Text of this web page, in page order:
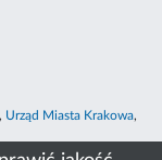
Urząd Miasta Krakowa,